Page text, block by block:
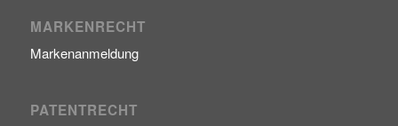
MARKENRECHT
Markenanmeldung
PATENTRECHT